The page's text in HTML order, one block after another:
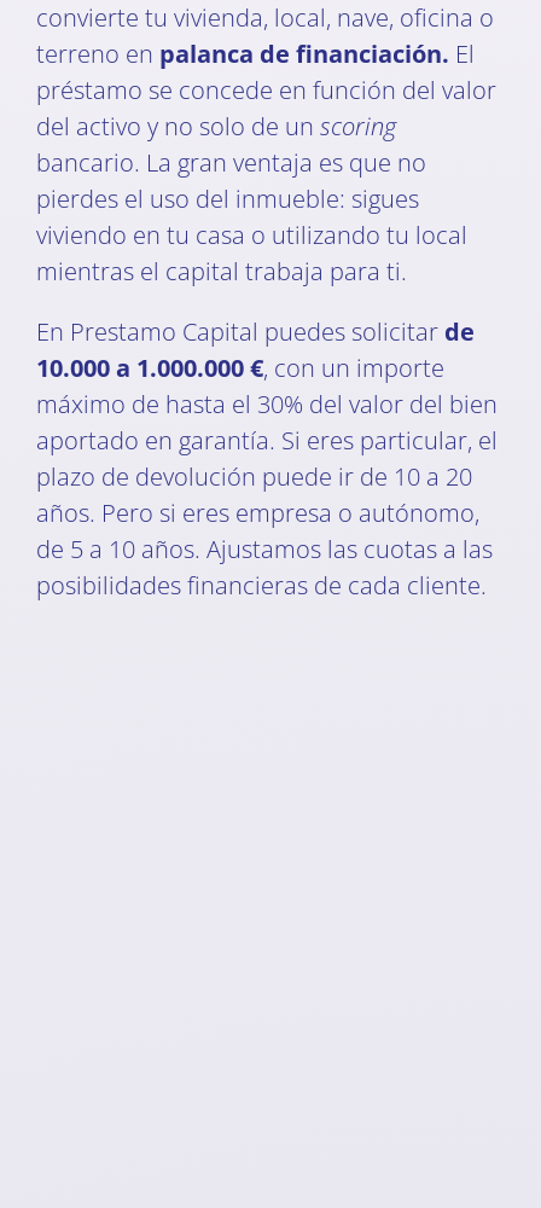
convierte tu vivienda, local, nave, oficina o
terreno en palanca de financiación. El
préstamo se concede en función del valor
del activo y no solo de un scoring
bancario. La gran ventaja es que no
pierdes el uso del inmueble: sigues
viviendo en tu casa o utilizando tu local
mientras el capital trabaja para ti.
En Prestamo Capital puedes solicitar de
10.000 a 1.000.000 €, con un importe
máximo de hasta el 30% del valor del bien
aportado en garantía. Si eres particular, el
plazo de devolución puede ir de 10 a 20
años. Pero si eres empresa o autónomo,
de 5 a 10 años. Ajustamos las cuotas a las
posibilidades financieras de cada cliente.